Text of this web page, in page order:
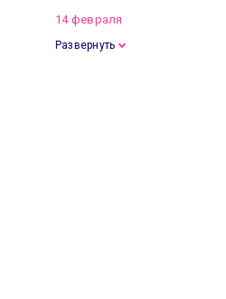
14 февраля
Развернуть